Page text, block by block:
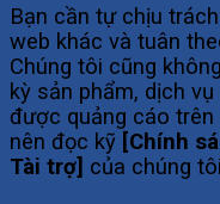
Bạn cần tự chịu
web khác và tuân
Chúng tôi cũng
kỳ sản phẩm, dịch
được quảng cáo
nên đọc kỹ [Chính
Tài trợ] của chúng